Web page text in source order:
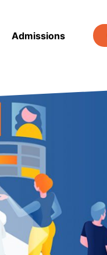
Admissions